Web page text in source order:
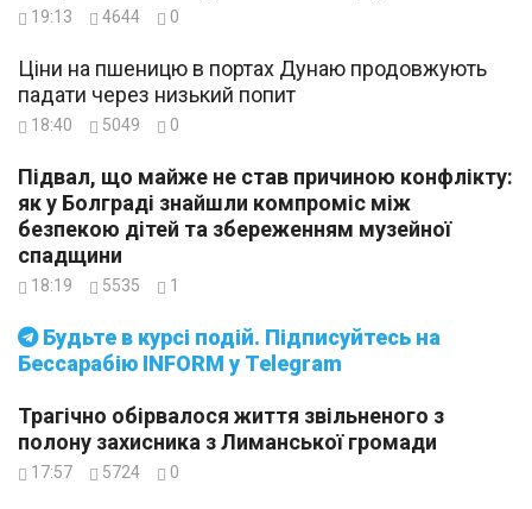
Будьте в курсі подій. Підписуйтесь на
Бессарабію INFORM у Telegram
19:13 4644 0
Ціни на пшеницю в портах Дунаю продовжують
падати через низький попит
18:40 5049 0
Підвал, що майже не став причиною конфлікту:
як у Болграді знайшли компроміс між
безпекою дітей та збереженням музейної
спадщини
18:19 5535 1
Трагічно обірвалося життя звільненого з
полону захисника з Лиманської громади
17:57 5724 0